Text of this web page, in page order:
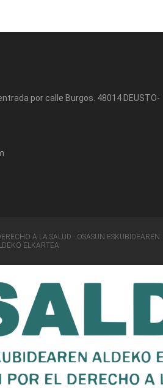
por calle Burgos. 48014 DEUSTO-
A LA SALUD · OSASUN ESKUBIDEAREN
ELKARTEA